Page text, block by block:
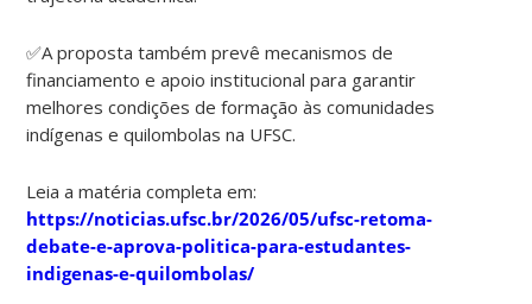
✅A proposta também prevê mecanismos de
financiamento e apoio institucional para garantir
melhores condições de formação às comunidades
indígenas e quilombolas na UFSC.
Leia a matéria completa em:
https://noticias.ufsc.br/2026/05/ufsc-retoma-
debate-e-aprova-politica-para-estudantes-
indigenas-e-quilombolas/